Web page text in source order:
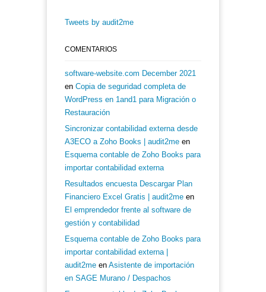
Tweets by audit2me
COMENTARIOS
software-website.com December 2021
en Copia de seguridad completa de
WordPress en 1and1 para Migración o
Restauración
Sincronizar contabilidad externa desde
A3ECO a Zoho Books | audit2me en
Esquema contable de Zoho Books para
importar contabilidad externa
Resultados encuesta Descargar Plan
Financiero Excel Gratis | audit2me en
El emprendedor frente al software de
gestión y contabilidad
Esquema contable de Zoho Books para
importar contabilidad externa |
audit2me en Asistente de importación
en SAGE Murano / Despachos